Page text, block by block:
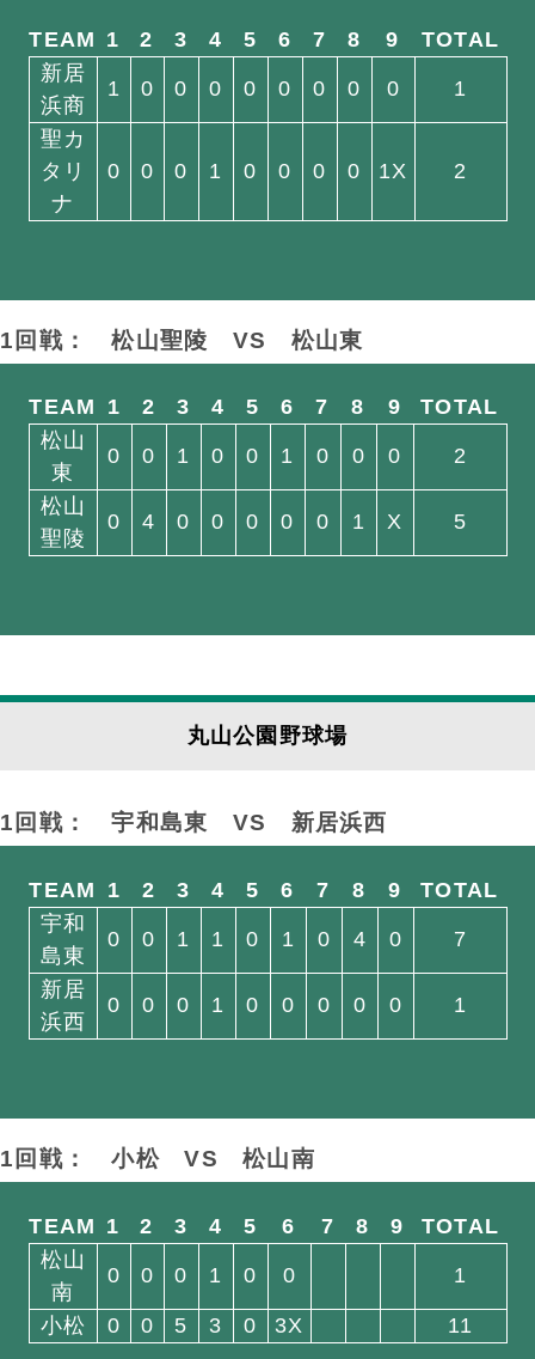
TEAM 1 2 3 4 5 6 7 8 9
TOTAL
新居
浜商
1 0 0 0 0 0 0 0 0 1
聖カ
タリ
ナ
0 0 0 1 0 0 0 0 1X 2
1回戦： 松山聖陵 VS 松山東
TEAM 1 2 3 4 5 6 7 8 9
TOTAL
松山
東
0 0 1 0 0 1 0 0 0 2
松山
聖陵
0 4 0 0 0 0 0 1 X 5
丸山公園野球場
1回戦： 宇和島東 VS 新居浜西
TEAM 1 2 3 4 5 6 7 8 9
TOTAL
宇和
島東
0 0 1 1 0 1 0 4 0 7
新居
浜西
0 0 0 1 0 0 0 0 0 1
1回戦： 小松VS 松山南
TEAM 1 2 3 4 5 6 7 8 9
TOTAL
松山
南
0 0 0 1 0 0 1
小松 0 0 5 3 0 3X 11